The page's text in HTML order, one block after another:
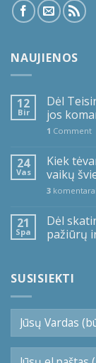
NAUJIENOS
12
Bir
Dėl
jos
1 Comment
24
Vas
Kiek
vaikų
3 komentarai
21
Spa
Dėl
pažiūrų
SUSISIEKTI